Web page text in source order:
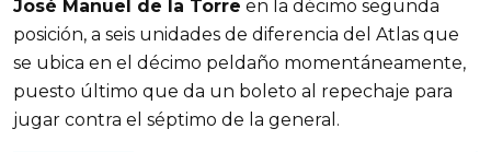
José Manuel de la Torre en la décimo segunda
posición, a seis unidades de diferencia del Atlas que
se ubica en el décimo peldaño momentáneamente,
puesto último que da un boleto al repechaje para
jugar contra el séptimo de la general.